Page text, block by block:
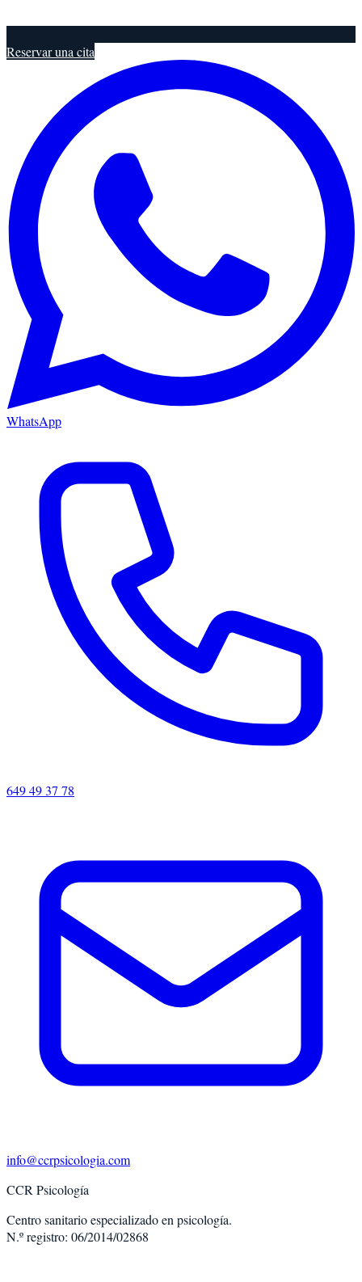
Reservar una cita
WhatsApp
649 49 37 78
info@ccrpsicologia.com
CCR Psicología
Centro sanitario especializado en psicología.
N.º registro: 06/2014/02868